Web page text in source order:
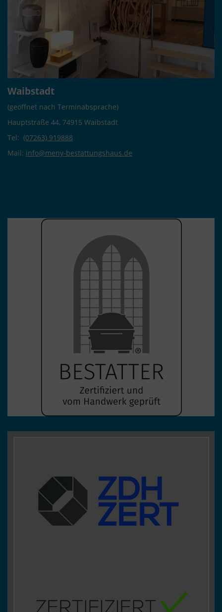
Waibstadt
(geöffnet nach Terminabsprache)
Hauptstraße 44, 74915 Waibstadt
Tel: (07263) 919888
Mail: info@meny-bestattungshaus.de